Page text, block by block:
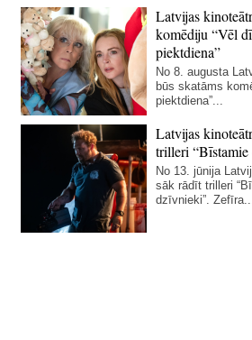
Latvijas
komēdiju “Vēl
piektdiena”
No 8. augusta
būs skatāms
piektdiena”...
Latvijas
trilleri
No 13. jūnija
sāk rādīt trilleri
dzīvnieki”.